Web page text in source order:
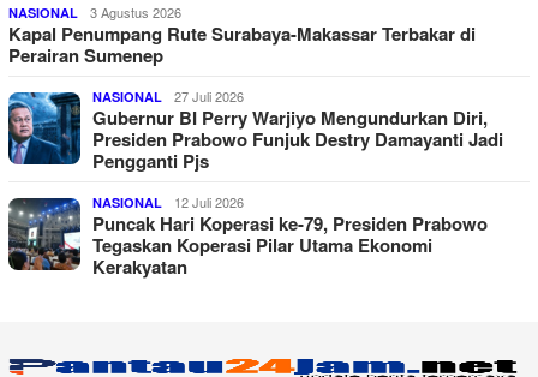
NASIONAL 3 Agustus 2026
Kapal Penumpang Rute Surabaya-Makassar Terbakar di
Perairan Sumenep
NASIONAL 27 Juli 2026
Gubernur BI Perry Warjiyo Mengundurkan Diri,
Presiden Prabowo Funjuk Destry Damayanti Jadi
Pengganti Pjs
NASIONAL 12 Juli 2026
Puncak Hari Koperasi ke-79, Presiden Prabowo
Tegaskan Koperasi Pilar Utama Ekonomi
Kerakyatan